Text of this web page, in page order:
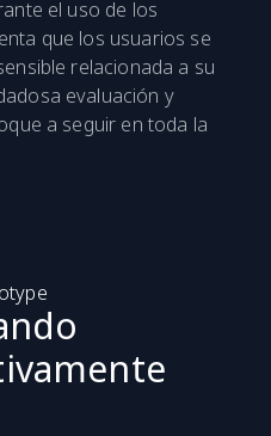
el uso de los
que los usuarios se
relacionada a su
evaluación y
a seguir en toda la